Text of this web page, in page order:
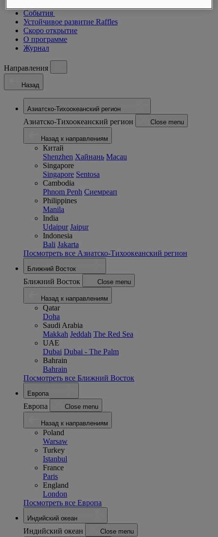
События
Устойчивое развитие Raffles
Скоро открытие
О программе
Журнал
Направления
Назад
Азиатско-Тихоокеанский регион
Азиатско-Тихоокеанский регион Close menu
Назад к направлениям
Китай
Shenzhen Хайнань Macau
Singapore
Singapore Sentosa
Cambodia
Phnom Penh Сиемреап
Philippines
Manila
India
Udaipur Jaipur
Indonesia
Bali Jakarta
Посмотреть все Азиатско-Тихоокеанский регион
Ближний Восток
Ближний Восток Close menu
Назад к направлениям
Qatar
Doha
Saudi Arabia
Makkah Jeddah The Red Sea
UAE
Dubai Dubai - The Palm
Bahrain
Bahrain
Посмотреть все Ближний Восток
Европа
Европа Close menu
Назад к направлениям
Poland
Warsaw
Turkey
Istanbul
France
Paris
England
London
Посмотреть все Европа
Индийский океан
Индийский океан Close menu